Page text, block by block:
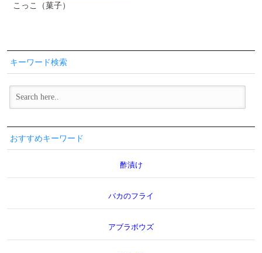
こっこ（菓子）
キーワード検索
おすすめキーワード
酢漬け
バカのフライ
アブラボウズ